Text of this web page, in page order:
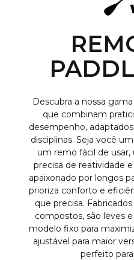
Descubra a nossa
que combinam
desempenho,
disciplinas. Seja você
um remo fácil de
precisa de reatividade
apaixonado por longos
prioriza conforto e
que precisa.
compostos, são leves
modelo fixo para
ajustável para maior
perfeito